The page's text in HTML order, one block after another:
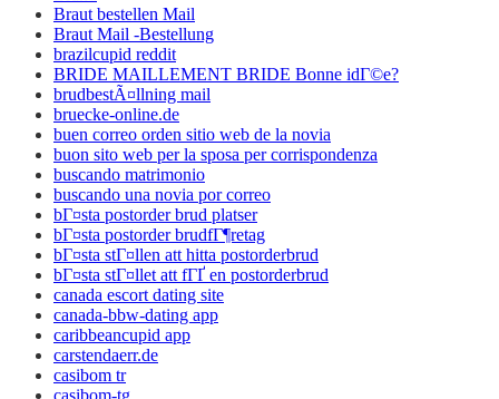
Braut bestellen Mail
Braut Mail -Bestellung
brazilcupid reddit
BRIDE MAILLEMENT BRIDE Bonne idГ©e?
brudbestÃ¤llning mail
bruecke-online.de
buen correo orden sitio web de la novia
buon sito web per la sposa per corrispondenza
buscando matrimonio
buscando una novia por correo
bГ¤sta postorder brud platser
bГ¤sta postorder brudfГ¶retag
bГ¤sta stГ¤llen att hitta postorderbrud
bГ¤sta stГ¤llet att fГҐ en postorderbrud
canada escort dating site
canada-bbw-dating app
caribbeancupid app
carstendaerr.de
casibom tr